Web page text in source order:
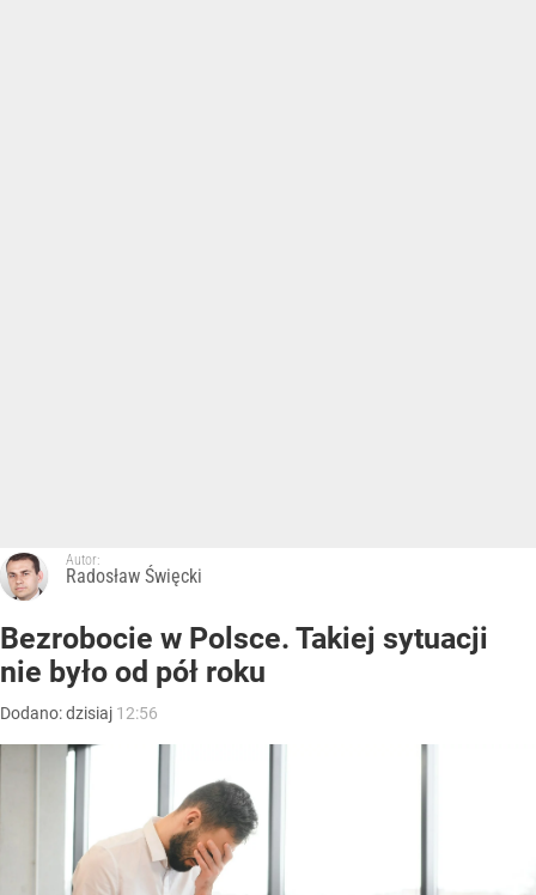
Autor:
Radosław Święcki
Bezrobocie w Polsce. Takiej sytuacji
nie było od pół roku
Dodano:dzisiaj 12:56